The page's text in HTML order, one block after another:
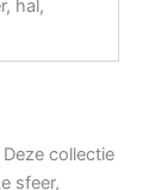
hal,
collectie
sfeer,